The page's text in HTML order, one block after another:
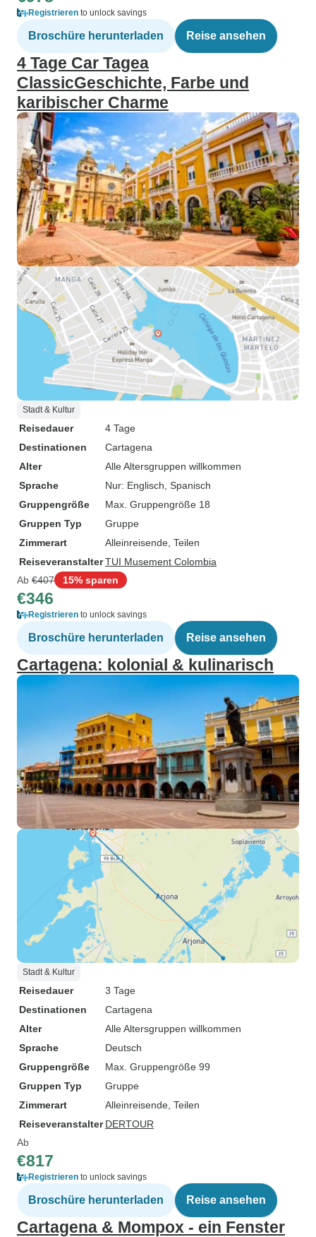
Registrieren to unlock savings
Broschüre herunterladen Reise ansehen
4 Tage Car Tagea
ClassicGeschichte, Farbe und
karibischer Charme
Stadt & Kultur
Reisedauer
4 Tage
Destinationen
Cartagena
Alter
Alle Altersgruppen willkommen
Sprache
Nur: Englisch, Spanisch
Gruppengröße
Max. Gruppengröße 18
Gruppen Typ
Gruppe
Zimmerart
Alleinreisende, Teilen
ReiseveranstalterTUI Musement Colombia
Ab €407 15% sparen
€346
Registrieren to unlock savings
Broschüre herunterladen Reise ansehen
Cartagena: kolonial & kulinarisch
Stadt & Kultur
Reisedauer
3 Tage
Destinationen
Cartagena
Alter
Alle Altersgruppen willkommen
Sprache
Deutsch
Gruppengröße
Max. Gruppengröße 99
Gruppen Typ
Gruppe
Zimmerart
Alleinreisende, Teilen
Reiseveranstalter DERTOUR
Ab
€817
Registrieren to unlock savings
Broschüre herunterladen Reise ansehen
Cartagena & Mompox - ein Fenster